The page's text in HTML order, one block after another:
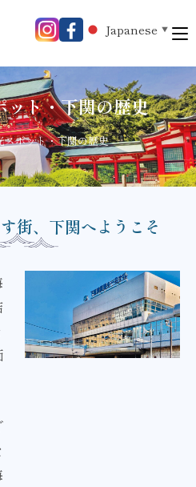
Japanese ▼
ット・下関の歴史
スポット・下関の歴史
街、下関へようこそ